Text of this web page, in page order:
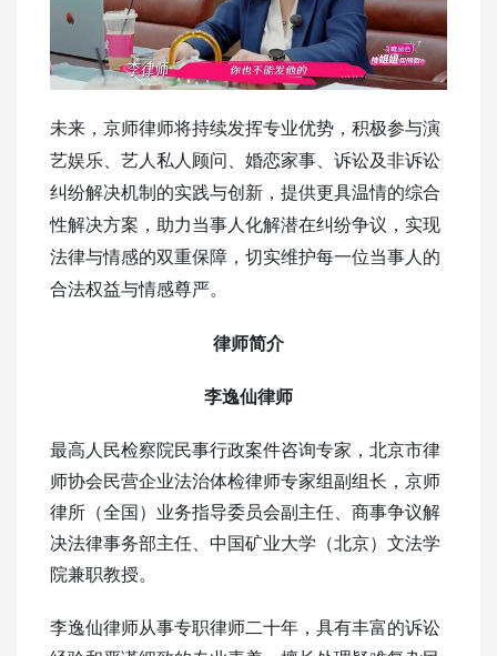
未来，京师律师将持续发挥专业优势，积极参与演
艺娱乐、艺人私人顾问、婚恋家事、诉讼及非诉讼
纠纷解决机制的实践与创新，提供更具温情的综合
性解决方案，助力当事人化解潜在纠纷争议，实现
法律与情感的双重保障，切实维护每一位当事人的
合法权益与情感尊严。
律师简介
李逸仙律师
最高人民检察院民事行政案件咨询专家，北京市律
师协会民营企业法治体检律师专家组副组长，京师
律所（全国）业务指导委员会副主任、商事争议解
决法律事务部主任、中国矿业大学（北京）文法学
院兼职教授。
李逸仙律师从事专职律师二十年，具有丰富的诉讼